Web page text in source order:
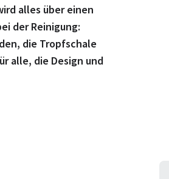
alles über einen
der Reinigung:
die Tropfschale
alle, die Design und